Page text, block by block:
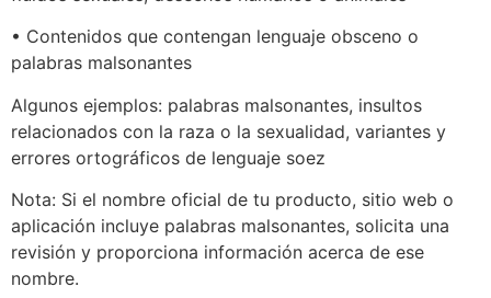
• Contenidos que contengan lenguaje obsceno o
palabras malsonantes
Algunos ejemplos: palabras malsonantes, insultos
relacionados con la raza o la sexualidad, variantes y
errores ortográficos de lenguaje soez
Nota: Si el nombre oficial de tu producto, sitio web o
aplicación incluye palabras malsonantes, solicita una
revisión y proporciona información acerca de ese
nombre.